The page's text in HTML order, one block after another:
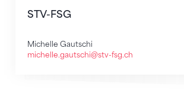
STV-FSG
Michelle Gautschi
michelle.gautschi@stv-fsg.ch